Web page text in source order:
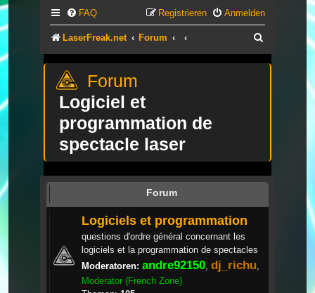
FAQ Anmelden
Registrieren
LaserFreak.net Forum
Logiciel et
programmation de
spectacle laser
Forum
Logiciels et programmation
questions d'ordre général concernant les
logiciels et la programmation de spectacles
Moderatoren: andre92150 dj_richu
Moderator (French Zone)